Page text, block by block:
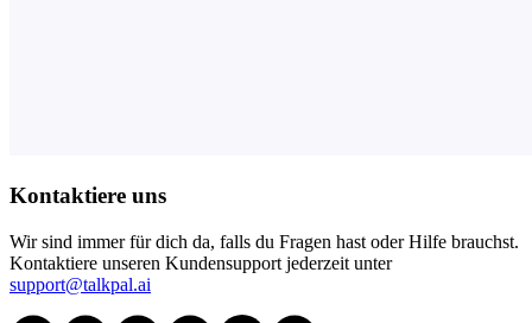
Kontaktiere uns
Wir sind immer für dich da, falls du Fragen hast oder Hilfe brauchst.
Kontaktiere unseren Kundensupport jederzeit unter
support@talkpal.ai